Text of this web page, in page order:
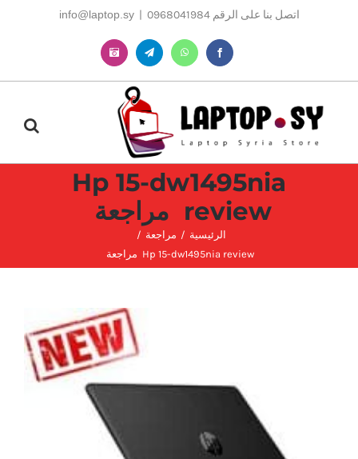
اتصل بنا على الرقم 0968041984 |
info@laptop.sy
Facebook
WhatsApp
Telegram
Instagram
Hp 15-dw1495nia
review مراجعة
الرئيسية
مراجعة
Hp 15-dw1495nia review مراجعة